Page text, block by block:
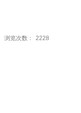
浏览次数： 2228